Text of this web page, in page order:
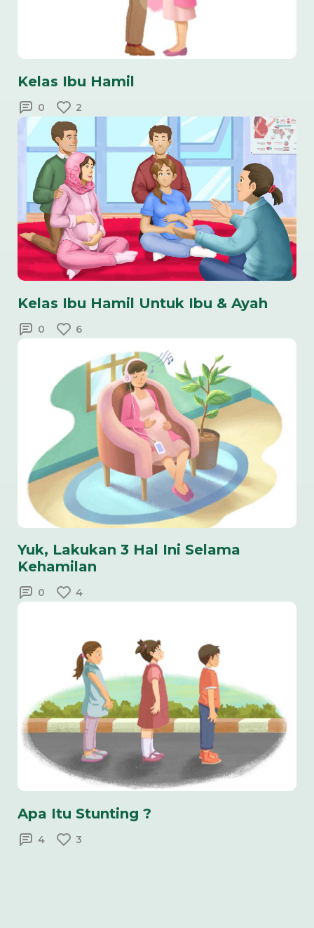
Kelas Ibu Hamil
0 2
Kelas Ibu Hamil Untuk Ibu & Ayah
0 6
Yuk, Lakukan 3 Hal Ini Selama
Kehamilan
0 4
Apa Itu Stunting ?
4 3